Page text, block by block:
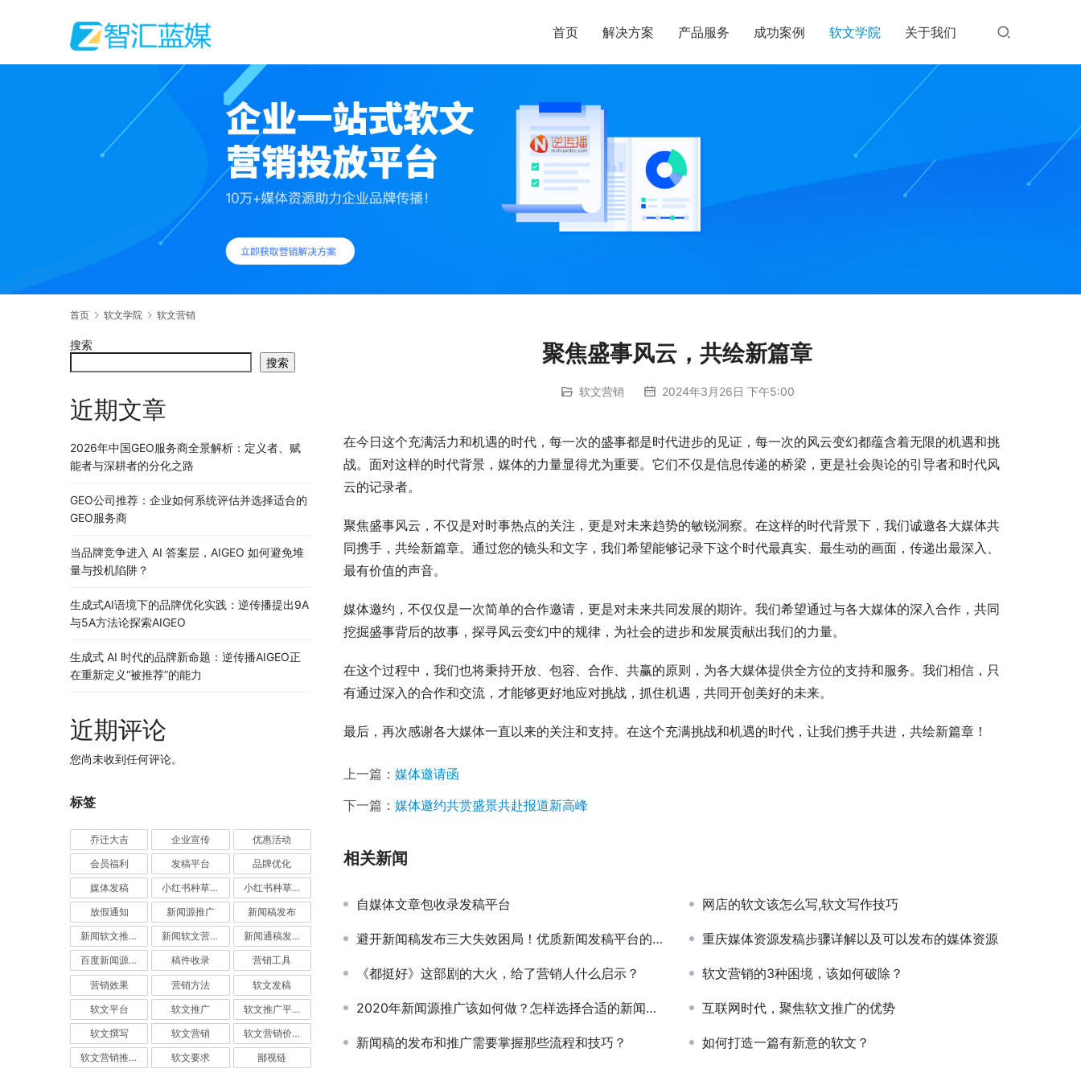
首页 解决方案 产品服务 成功案例 软文学院 关于我们
首页 软文学院 软文营销
聚焦盛事风云，共绘新篇章
软文营销 2024年3月26日 下午5:00
在今日这个充满活力和机遇的时代，每一次的盛事都是时代进步的见证，每一次的风云变幻都蕴含着无限的机遇和挑
战。面对这样的时代背景，媒体的力量显得尤为重要。它们不仅是信息传递的桥梁，更是社会舆论的引导者和时代风
云的记录者。
聚焦盛事风云，不仅是对时事热点的关注，更是对未来趋势的敏锐洞察。在这样的时代背景下，我们诚邀各大媒体共
同携手，共绘新篇章。通过您的镜头和文字，我们希望能够记录下这个时代最真实、最生动的画面，传递出最深入、
最有价值的声音。
媒体邀约，不仅仅是一次简单的合作邀请，更是对未来共同发展的期许。我们希望通过与各大媒体的深入合作，共同
挖掘盛事背后的故事，探寻风云变幻中的规律，为社会的进步和发展贡献出我们的力量。
在这个过程中，我们也将秉持开放、包容、合作、共赢的原则，为各大媒体提供全方位的支持和服务。我们相信，只
有通过深入的合作和交流，才能够更好地应对挑战，抓住机遇，共同开创美好的未来。
最后，再次感谢各大媒体一直以来的关注和支持。在这个充满挑战和机遇的时代，让我们携手共进，共绘新篇章！
上一篇： 媒体邀请函
下一篇： 媒体邀约共赏盛景共赴报道新高峰
相关新闻
自媒体文章包收录发稿平台 网店的软文该怎么写,软文写作技巧
避开新闻稿发布三大失效困局！优质新闻发稿平台的筛选逻辑与逆传播实战解法 重庆媒体资源发稿步骤详解以及可以发布的媒体资源
《都挺好》这部剧的大火，给了营销人什么启示？ 软文营销的3种困境，该如何破除？
2020年新闻源推广该如何做？怎样选择合适的新闻源推广平台 互联网时代，聚焦软文推广的优势
新闻稿的发布和推广需要掌握那些流程和技巧？ 如何打造一篇有新意的软文？
搜索
搜索
近期文章
2026年中国GEO服务商全景解析：定义者、赋
能者与深耕者的分化之路
GEO公司推荐：企业如何系统评估并选择适合的
GEO服务商
当品牌竞争进入 AI 答案层，AIGEO 如何避免堆
量与投机陷阱？
生成式AI语境下的品牌优化实践：逆传播提出9A
与5A方法论探索AIGEO
生成式 AI 时代的品牌新命题：逆传播AIGEO正
在重新定义“被推荐”的能力
近期评论
您尚未收到任何评论。
标签
乔迁大吉 企业宣传 优惠活动
会员福利 发稿平台 品牌优化
媒体发稿 小红书种草推广 小红书种草营销
放假通知 新闻源推广 新闻稿发布
新闻软文推广发稿 新闻软文营销推广 新闻通稿发布推广
百度新闻源发布 稿件收录 营销工具
营销效果 营销方法 软文发稿
软文平台 软文推广 软文推广平台
软文撰写 软文营销 软文营销价值
软文营销推广 软文要求 鄙视链